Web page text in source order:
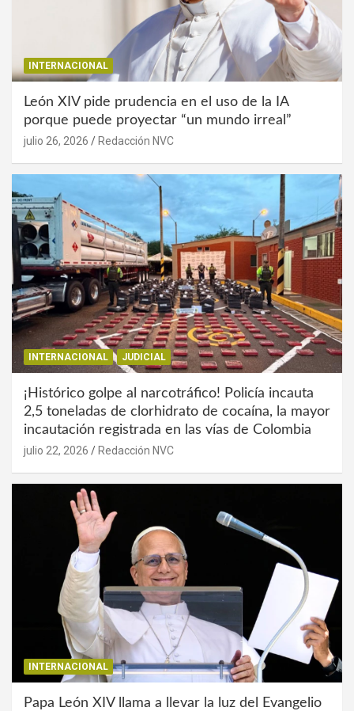
INTERNACIONAL
León XIV pide prudencia en el uso de la IA
porque puede proyectar “un mundo irreal”
julio 26, 2026 Redacción NVC
INTERNACIONAL JUDICIAL
¡Histórico golpe al narcotráfico! Policía incauta
2,5 toneladas de clorhidrato de cocaína, la mayor
incautación registrada en las vías de Colombia
julio 22, 2026 Redacción NVC
INTERNACIONAL
Papa León XIV llama a llevar la luz del Evangelio